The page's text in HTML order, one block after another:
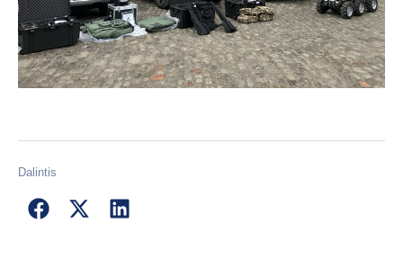
Dalintis